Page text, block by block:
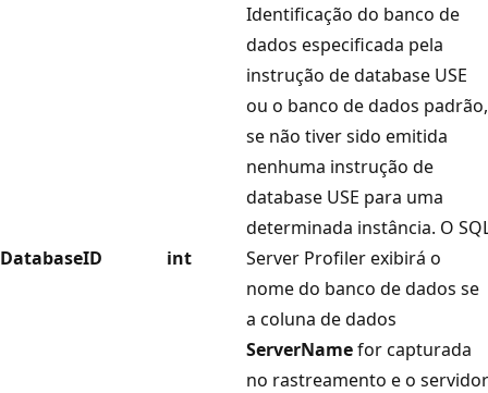
DatabaseID int
Identificação do banco de
dados especificada pela
instrução de database USE
ou o banco de dados padrão,
se não tiver sido emitida
nenhuma instrução de
database USE para uma
determinada instância. O
Server Profiler exibirá o
nome do banco de dados se
a coluna de dados
ServerNamefor capturada
no rastreamento e o servidor